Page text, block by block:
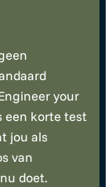
your
een korte test
jou als
van
doet.